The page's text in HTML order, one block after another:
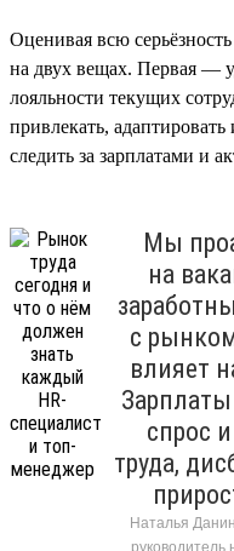
Оценивая всю
на двух вещах. Первая —
лояльности текущих
привлекать,
следить за зарплатами и
Мы
на
с
влияет
Зарплаты
спрос
труда,
Наталья
руководитель